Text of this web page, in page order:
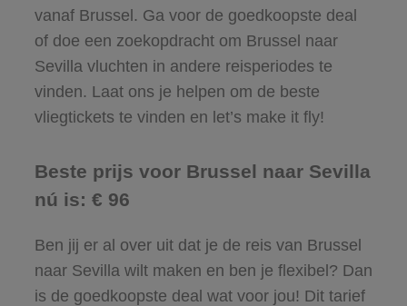
vanaf Brussel. Ga voor de goedkoopste deal
of doe een zoekopdracht om Brussel naar
Sevilla vluchten in andere reisperiodes te
vinden. Laat ons je helpen om de beste
vliegtickets te vinden en let’s make it fly!
Beste prijs voor Brussel naar Sevilla
nú is: € 96
Ben jij er al over uit dat je de reis van Brussel
naar Sevilla wilt maken en ben je flexibel? Dan
is de goedkoopste deal wat voor jou! Dit tarief